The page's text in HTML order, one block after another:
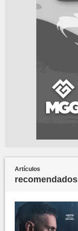
Artículos
recomendados